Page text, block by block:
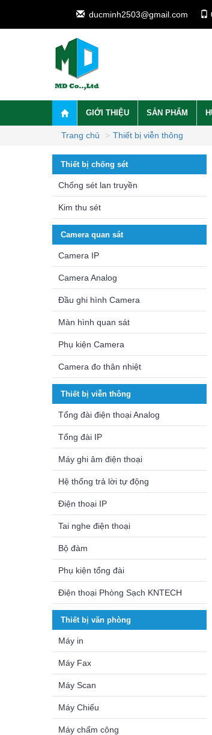
ducminh2503@gmail.com
GIỚI THIỆU SẢN PHẨM
Trang chủ Thiết bị viễn thông
Thiết bị chống sét
Chống sét lan truyền
Kim thu sét
Camera quan sát
Camera IP
Camera Analog
Đầu ghi hình Camera
Màn hình quan sát
Phụ kiện Camera
Camera đo thân nhiệt
Thiết bị viễn thông
Tổng đài điện thoại Analog
Tổng đài IP
Máy ghi âm điện thoại
Hệ thống trả lời tự động
Điện thoại IP
Tai nghe điện thoại
Bộ đàm
Phụ kiện tổng đài
Điện thoại Phòng Sạch KNTECH
Thiết bị văn phòng
Máy in
Máy Fax
Máy Scan
Máy Chiếu
Máy chấm công